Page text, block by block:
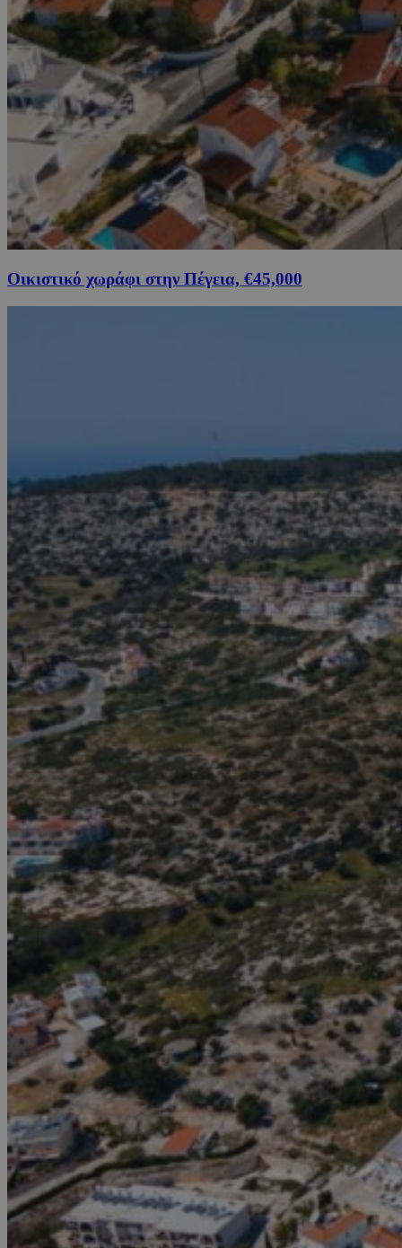
Οικιστικό χωράφι στην Πέγεια, €45,000